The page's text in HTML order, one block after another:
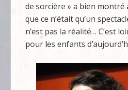
de sorcière » a bien montré
que ce n’était qu’un
n’est pas la réalité… C’est
pour les enfants